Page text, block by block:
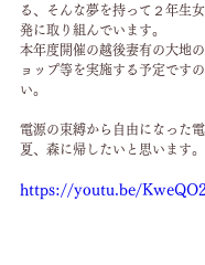
る、そんな夢を持って２年生
発に取り組んでいます。
本年度開催の越後妻有の大地
ョップ等を実施する予定です
い。
電源の束縛から自由になった
夏、森に帰したいと思います。
https://youtu.be/